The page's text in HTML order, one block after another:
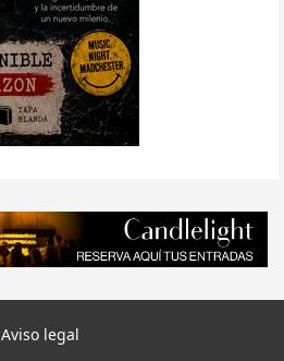
Aviso legal